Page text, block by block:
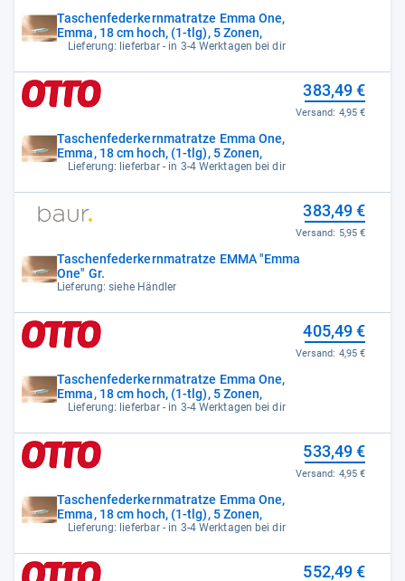
Taschenfederkernmatratze Emma One,
Emma, 18 cm hoch, (1-tlg), 5 Zonen,
Lieferung: lieferbar - in 3-4 Werktagen bei dir
Taschenfederkernmatratze Emma One,
Emma, 18 cm hoch, (1-tlg), 5 Zonen,
Lieferung: lieferbar - in 3-4 Werktagen bei dir
383,49 €
Versand: 4,95 €
Taschenfederkernmatratze EMMA "Emma
One" Gr.
Lieferung: siehe Händler
383,49 €
Versand: 5,95 €
Taschenfederkernmatratze Emma One,
Emma, 18 cm hoch, (1-tlg), 5 Zonen,
Lieferung: lieferbar - in 3-4 Werktagen bei dir
405,49 €
Versand: 4,95 €
Taschenfederkernmatratze Emma One,
Emma, 18 cm hoch, (1-tlg), 5 Zonen,
Lieferung: lieferbar - in 3-4 Werktagen bei dir
533,49 €
Versand: 4,95 €
552,49 €